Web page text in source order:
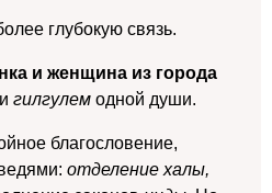
глубокую связь.
и женщина из города
гилгулем одной души.
благословение,
отделение халы,